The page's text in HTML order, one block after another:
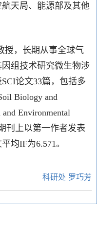
天局、能源部及其他
授，长期从事全球气
组技术研究微生物涉
SCI论文33篇，包括多
Biology and
Environmental
刊上以第一作者发表
均IF为6.571。
科研处 罗巧芳